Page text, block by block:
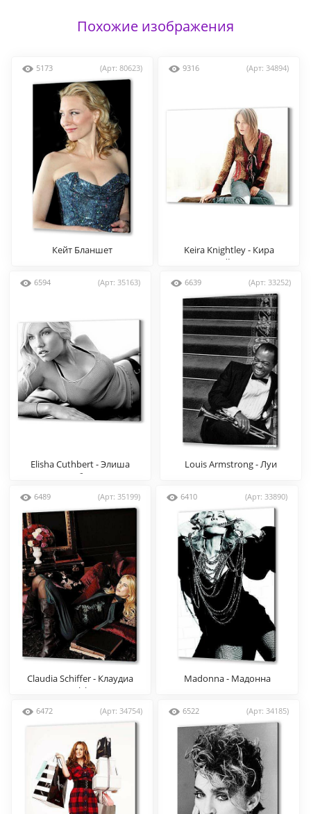
Похожие изображения
5173 (Арт: 80623)
Кейт Бланшет
9316 (Арт: 34894)
Keira Knightley - Кира
Найтли
6594 (Арт: 35163)
Elisha Cuthbert - Элиша
Катберт
6639 (Арт: 33252)
Louis Armstrong - Луи
6489 (Арт: 35199)
Claudia Schiffer - Клаудиа
Шиффер
6410 (Арт: 33890)
Madonna - Мадонна
6472 (Арт: 34754) 6522 (Арт: 34185)